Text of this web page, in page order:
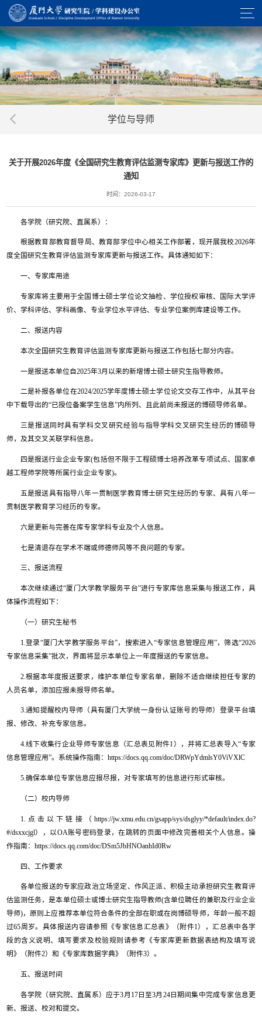
学位与导师
关于开展2026年度《全国研究生教育评估监测专家库》更新与报送工作的
通知
时间：2026-03-17
各学院（研究院、直属系）：
根据教育部教育督导局、教育部学位中心相关工作部署，现开展我校2026年
度全国研究生教育评估监测专家库更新与报送工作。具体通知如下：
一、专家库用途
专家库将主要用于全国博士硕士学位论文抽检、学位授权审核、国际大学评
价、学科评估、学科画像、专业学位水平评估、专业学位案例库建设等工作。
二、报送内容
本次全国研究生教育评估监测专家库更新与报送工作包括七部分内容。
一是报送本单位自2025年3月以来的新增博士硕士研究生指导教师。
二是补报各单位在2024/2025学年度博士硕士学位论文交存工作中，从其平台
中下载导出的“已授位备案学生信息”内所列、且此前尚未报送的博硕导师名单。
三是报送同时具有学科交叉研究经验与指导学科交叉研究生经历的博硕导
师，及其交叉关联学科信息。
四是报送行业企业专家(包括但不限于工程硕博士培养改革专项试点、国家卓
越工程师学院等所属行业企业专家)。
五是报送具有指导八年一贯制医学教育博士研究生经历的专家、具有八年一
贯制医学教育学习经历的专家。
六是更新与完善在库专家学科专业及个人信息。
七是清退存在学术不端或师德师风等不良问题的专家。
三、报送流程
本次继续通过“厦门大学教学服务平台”进行专家库信息采集与报送工作，具
体操作流程如下：
（一）研究生秘书
1.登录“厦门大学教学服务平台”，搜索进入“专家信息管理应用”，筛选“2026
专家信息采集”批次，界面将显示本单位上一年度报送的专家信息。
2.根据本年度报送要求，维护本单位专家名单，删除不适合继续担任专家的
人员名单，添加应报未报导师名单。
3.通知提醒校内导师（具有厦门大学统一身份认证账号的导师）登录平台填
报、修改、补充专家信息。
4.线下收集行企业导师专家信息（汇总表见附件1），并将汇总表导入“专家
信息管理应用”。系统操作指南：https://docs.qq.com/doc/DRWpYdmlsY0ViVXlC
5.确保本单位专家信息应报尽报，对专家填写的信息进行形式审核。
（二）校内导师
1.点击以下链接（https://jw.xmu.edu.cn/gsapp/sys/dsglyy/*default/index.do?
#/dsxxcjgl），以OA账号密码登录，在跳转的页面中修改完善相关个人信息。操
作指南：https://docs.qq.com/doc/DSm5JbHNOanhId0Rw
四、工作要求
各单位报送的专家应政治立场坚定、作风正派、积极主动承担研究生教育评
估监测任务，是本单位硕士或博士研究生指导教师(含单位聘任的兼职及行业企业
导师)，原则上应推荐本单位符合条件的全部在职或在岗博硕导师，年龄一般不超
过65周岁。具体报送内容请参照《专家信息汇总表》（附件1），汇总表中各字
段的含义说明、填写要求及校验规则请参考《专家库更新数据表结构及填写说
明》（附件2）和《专家库数据字典》（附件3）。
五、报送时间
各学院（研究院、直属系）应于3月17日至3月24日期间集中完成专家信息更
新、报送、校对和提交。